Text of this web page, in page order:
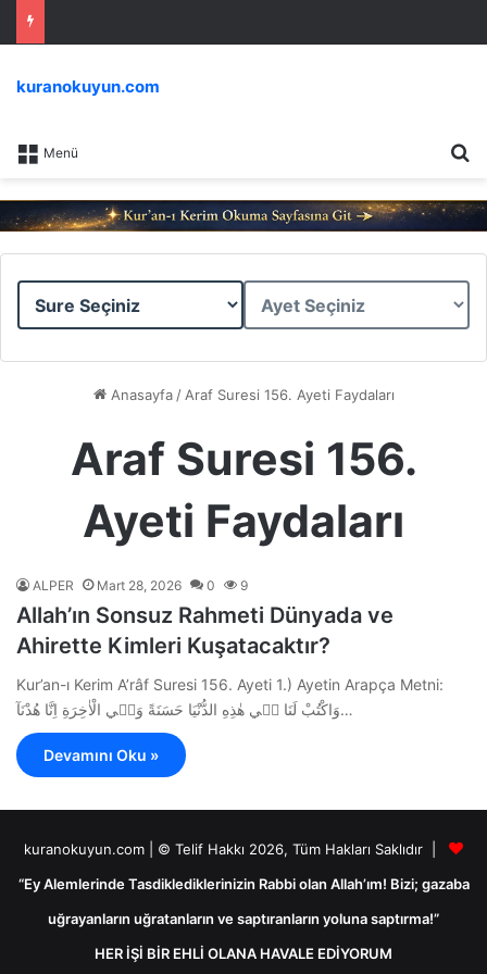
Menü
kuranokuyun.com
Sure
Ayet
Anasayfa / Araf Suresi 156. Ayeti Faydaları
Araf Suresi 156.
Ayeti Faydaları
ALPER Mart 28, 2026 0 9
Allah’ın Sonsuz Rahmeti Dünyada ve
Ahirette Kimleri Kuşatacaktır?
Kur’an-ı Kerim A’râf Suresi 156. Ayeti 1.) Ayetin Arapça Metni:
وَاكْتُبْ لَنَا ف۪ي هٰذِهِ الدُّنْيَا حَسَنَةً وَف۪ي الْاٰخِرَةِ اِنَّا هُدْنَآ…
Devamını Oku »
kuranokuyun.com | © Telif Hakkı 2026, Tüm Hakları Saklıdır |
“Ey Alemlerinde Tasdiklediklerinizin Rabbi olan Allah’ım! Bizi; gazaba
uğrayanların uğratanların ve saptıranların yoluna saptırma!”
HER İŞİ BİR EHLİ OLANA HAVALE EDİYORUM